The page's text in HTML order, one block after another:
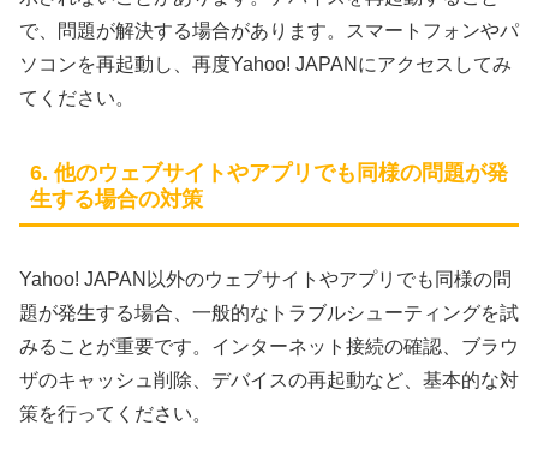
で、問題が解決する場合があります。スマートフォンやパ
ソコンを再起動し、再度Yahoo! JAPANにアクセスしてみ
てください。
6. 他のウェブサイトやアプリでも同様の問題が発
生する場合の対策
Yahoo! JAPAN以外のウェブサイトやアプリでも同様の問
題が発生する場合、一般的なトラブルシューティングを試
みることが重要です。インターネット接続の確認、ブラウ
ザのキャッシュ削除、デバイスの再起動など、基本的な対
策を行ってください。